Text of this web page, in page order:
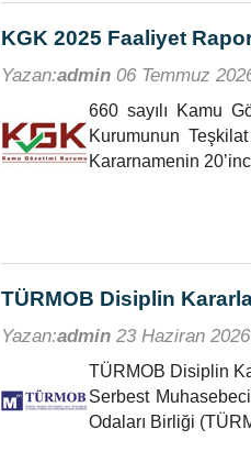
KGK 2025 Faaliyet
Yazan:admin 06 Temmuz
660 sayılı Kamu
Kurumunun
Kararnamenin
TÜRMOB Disiplin
Yazan:admin 23 Haziran 2026
TÜRMOB Disiplin
Serbest
Odaları Birliği